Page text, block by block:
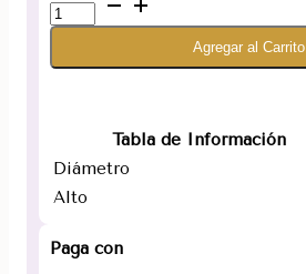
Aromática
de
Vidrio
Desi
Agregar al Carrito
Tabla de Información
Diámetro
Alto
Paga con